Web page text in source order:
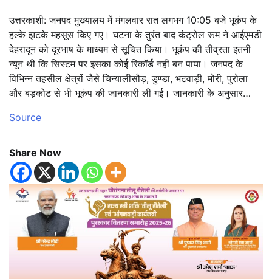
उत्तरकाशी: जनपद मुख्यालय में मंगलवार रात लगभग 10:05 बजे भूकंप के
हल्के झटके महसूस किए गए। घटना के तुरंत बाद कंट्रोल रूम ने आईएमडी
देहरादून को दूरभाष के माध्यम से सूचित किया। भूकंप की तीव्रता इतनी
न्यून थी कि सिस्टम पर इसका कोई रिकॉर्ड नहीं बन पाया। जनपद के
विभिन्न तहसील क्षेत्रों जैसे चिन्यालीसौड़, डुण्डा, भटवाड़ी, मोरी, पुरोला
और बड़कोट से भी भूकंप की जानकारी ली गई। जानकारी के अनुसार…
Source
Share Now